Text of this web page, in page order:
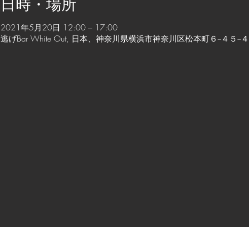
日時・場所
2021年5月20日 12:00 – 17:00
逃げBar White Out, 日本、神奈川県横浜市神奈川区松本町６−４５−４